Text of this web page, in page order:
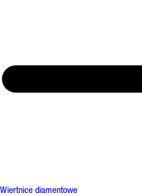
Wiertnice diamentowe